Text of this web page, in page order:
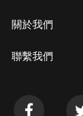
關於我們
聯繫我們